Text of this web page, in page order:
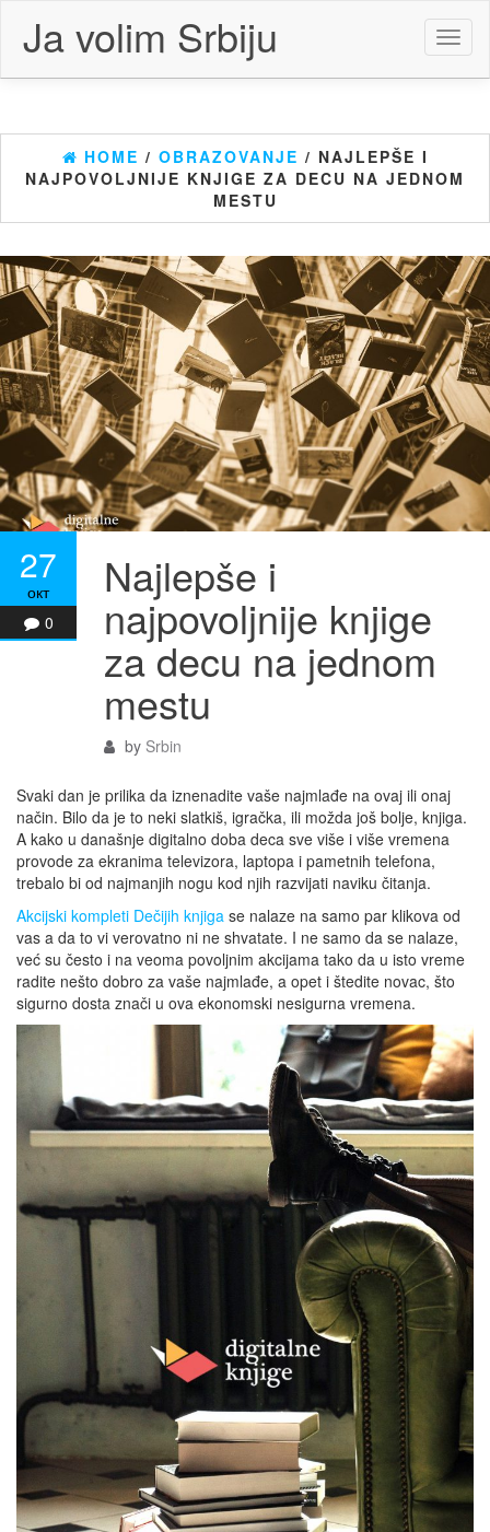
content
Ja volim Srbiju
HOME / OBRAZOVANJE / NAJLEPŠE I
NAJPOVOLJNIJE KNJIGE ZA DECU NA JEDNOM
MESTU
27
окт
0
Najlepše i
najpovoljnije knjige
za decu na jednom
mestu
by Srbin
Svaki dan je prilika da iznenadite vaše najmlađe na ovaj ili onaj
način. Bilo da je to neki slatkiš, igračka, ili možda još bolje, knjiga.
A kako u današnje digitalno doba deca sve više i više vremena
provode za ekranima televizora, laptopa i pametnih telefona,
trebalo bi od najmanjih nogu kod njih razvijati naviku čitanja.
Akcijski kompleti Dečijih knjiga se nalaze na samo par klikova od
vas a da to vi verovatno ni ne shvatate. I ne samo da se nalaze,
već su često i na veoma povoljnim akcijama tako da u isto vreme
radite nešto dobro za vaše najmlađe, a opet i štedite novac, što
sigurno dosta znači u ova ekonomski nesigurna vremena.